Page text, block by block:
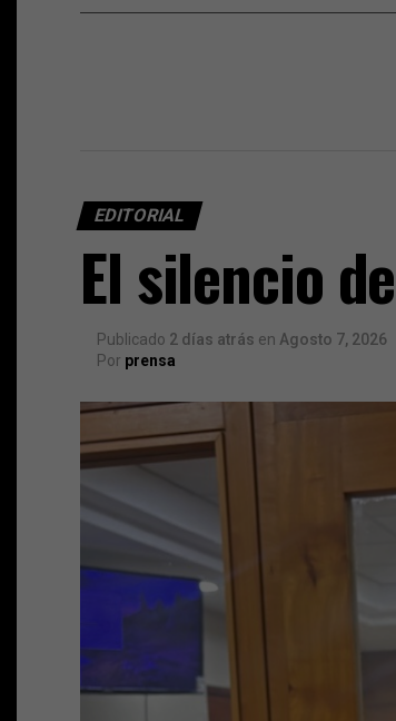
EDITORIAL
El silencio
Publicado 2 días atrás en Agosto 7, 2026
Por prensa